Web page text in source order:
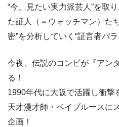
“今、見たい実力派芸人”を取
た証人（＝ウォッチマン）た
密”を分析していく“証言者バラ
今夜、伝説のコンビが『アン
る！
1990年代に大阪で活躍し衝撃
天才漫才師・ベイブルースに
企画！